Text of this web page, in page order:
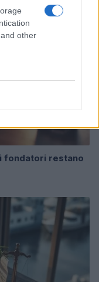
other
fondatori restano